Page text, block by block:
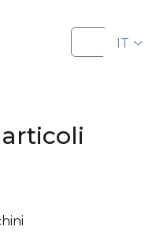
Menu
IT